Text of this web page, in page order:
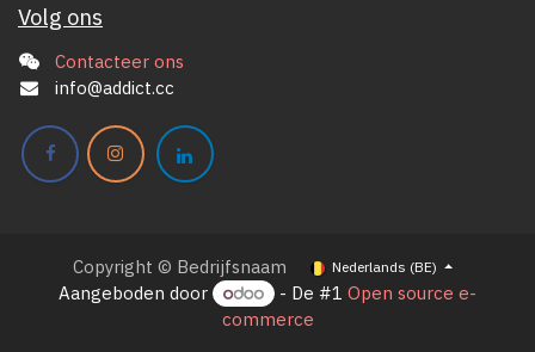
Volg ons
Contacteer ons
info@addict.cc
Copyright © Bedrijfsnaam Nederlands (BE)
Aangeboden door - De #1 Open source e-
commerce